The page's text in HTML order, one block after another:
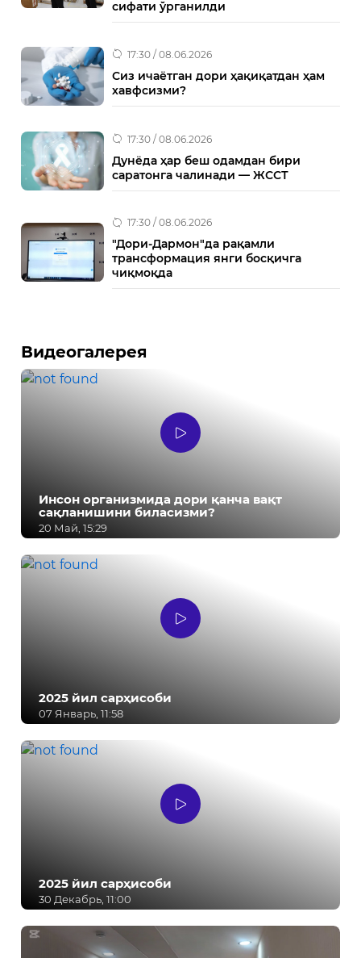
сифати ўрганилди
17:30 / 08.06.2026
Сиз ичаётган дори ҳақиқатдан ҳам
хавфсизми?
17:30 / 08.06.2026
Дунёда ҳар беш одамдан бири
саратонга чалинади — ЖССТ
17:30 / 08.06.2026
"Дори-Дармон"да рақамли
трансформация янги босқичга
чиқмоқда
Видеогалерея
Инсон организмида дори қанча вақт
сақланишини биласизми?
20 Май, 15:29
2025 йил сарҳисоби
07 Январь, 11:58
2025 йил сарҳисоби
30 Декабрь, 11:00